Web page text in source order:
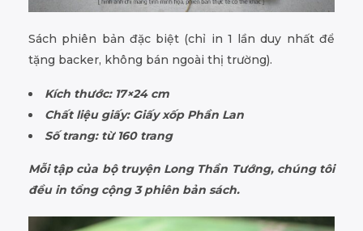
Sách phiên bản đặc biệt (chỉ in 1 lần duy nhất để
tặng backer, không bán ngoài thị trường).
Kích thước: 17×24 cm
Chất liệu giấy: Giấy xốp Phần Lan
Số trang: từ 160 trang
Mỗi tập của bộ truyện Long Thần Tướng, chúng tôi
đều in tổng cộng 3 phiên bản sách.